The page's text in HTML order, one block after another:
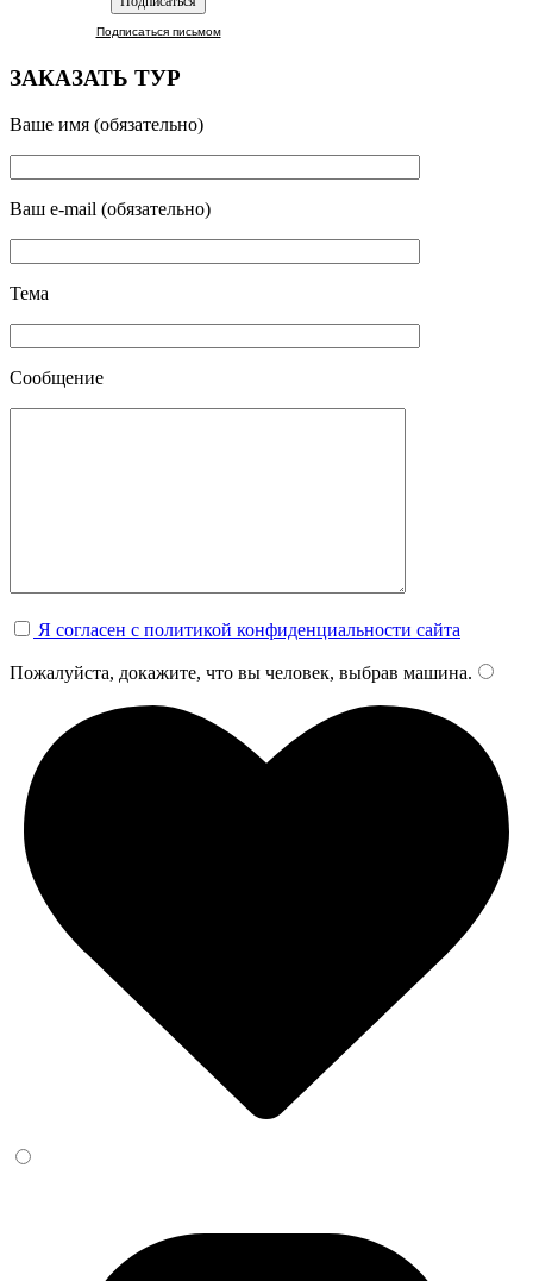
Подписаться письмом
ЗАКАЗАТЬ ТУР
Ваше имя (обязательно)
Ваш e-mail (обязательно)
Тема
Сообщение
Я согласен с политикой конфиденциальности сайта
Пожалуйста, докажите, что вы человек, выбрав машина.